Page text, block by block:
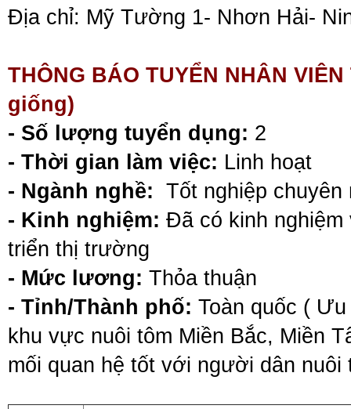
Địa chỉ: Mỹ Tường 1- Nhơn Hải-
THÔNG BÁO TUYỂN NHÂN
giống)
- Số lượng tuyển dụng: 2
- Thời gian làm việc: Linh hoạt
- Ngành nghề: Tốt nghiệp chuyên
- Kinh nghiệm: Đã có kinh
triển thị trường
- Mức lương: Thỏa thuận
- Tỉnh/Thành phố: Toàn quốc (
khu vực nuôi tôm Miền Bắc, Miền
mối quan hệ tốt với người dân